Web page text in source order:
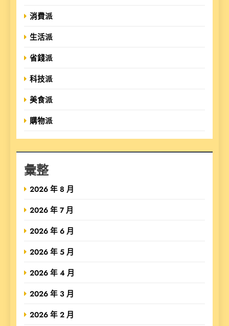
消費派
生活派
省錢派
科技派
美食派
購物派
彙整
2026 年 8 月
2026 年 7 月
2026 年 6 月
2026 年 5 月
2026 年 4 月
2026 年 3 月
2026 年 2 月